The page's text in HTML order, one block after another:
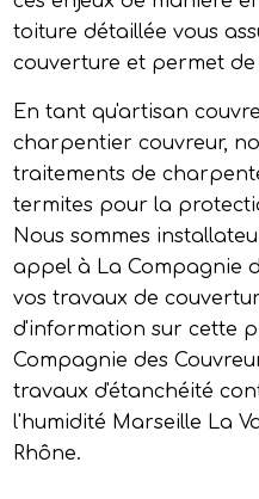
toiture détaillée vous
couverture et permet
En tant qu'artisan
charpentier couvreur,
traitements de
termites pour la
Nous sommes
appel à La Compagnie
vos travaux de
d'information sur cette
Compagnie des
travaux d'étanchéité
l'humidité Marseille La
Rhône.